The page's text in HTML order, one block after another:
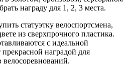
награду для 1, 2, 3 места.
статуэтку велоспортсмена,
из сверхпрочного пластика.
с идеальной
наградой для
велосоревнований.